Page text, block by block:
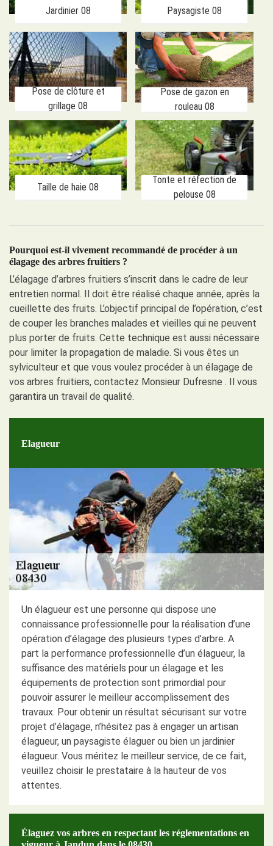
Jardinier 08 Paysagiste 08
Pose de clôture et
grillage 08
Pose de gazon en
rouleau 08
Taille de haie 08
Tonte et réfection de
pelouse 08
Pourquoi est-il vivement recommandé de procéder à un
élagage des arbres fruitiers ?
L’élagage d’arbres fruitiers s’inscrit dans le cadre de leur
entretien normal. Il doit être réalisé chaque année, après la
cueillette des fruits. L’objectif principal de l’opération, c’est
de couper les branches malades et vieilles qui ne peuvent
plus porter de fruits. Cette technique est aussi nécessaire
pour limiter la propagation de maladie. Si vous êtes un
sylviculteur et que vous voulez procéder à un élagage de
vos arbres fruitiers, contactez Monsieur Dufresne . Il vous
garantira un travail de qualité.
Elagueur
Un élagueur est une personne qui dispose une
connaissance professionnelle pour la réalisation d’une
opération d’élagage des plusieurs types d’arbre. A
part la performance professionnelle d’un élagueur, la
suffisance des matériels pour un élagage et les
équipements de protection sont primordial pour
pouvoir assurer le meilleur accomplissement des
travaux. Pour obtenir un résultat sécurisant sur votre
projet d’élagage, n’hésitez pas à engager un artisan
élagueur, un paysagiste élaguer ou bien un jardinier
élagueur. Vous méritez le meilleur service, de ce fait,
veuillez choisir le prestataire à la hauteur de vos
attentes.
Élaguez vos arbres en respectant les réglementations en